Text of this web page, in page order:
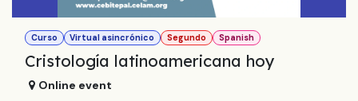
Curso Virtual asincrónico Segundo Spanish
Cristología latinoamericana hoy
Online event